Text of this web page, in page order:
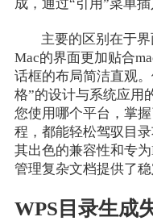
成，通过“引用”菜单
主要的区别在于
Mac的界面更加贴合
话框的布局简洁直观
格”的设计与系统应用
您使用哪个平台，掌
程，都能轻松驾驭目
其出色的兼容性和专
管理复杂文档提供了稳
WPS目录生成